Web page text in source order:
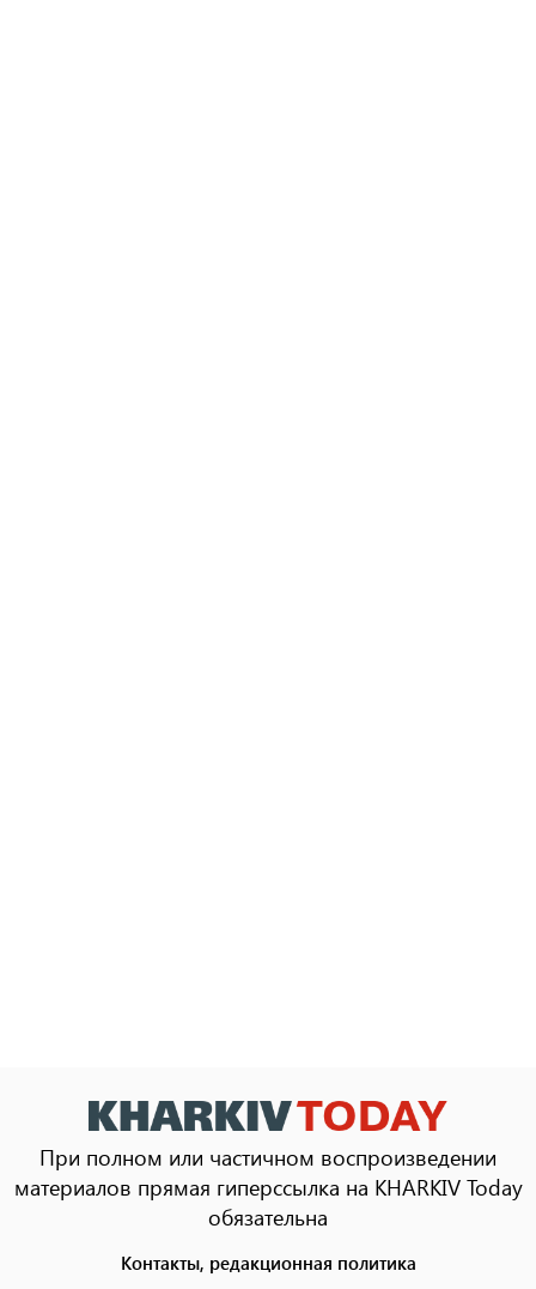
При полном или частичном воспроизведении
материалов прямая гиперссылка на KHARKIV Today
обязательна
Контакты, редакционная политика